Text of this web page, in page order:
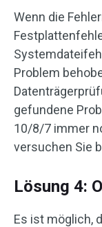
Wenn die
Problem
gefundene
10/8/7 immer
versuchen Sie
Lösung 4:
Es ist möglich,